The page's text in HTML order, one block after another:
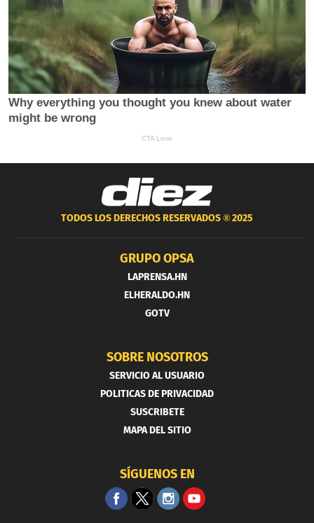
TODOS LOS DERECHOS RESERVADOS ®2025
GRUPO OPSA
LAPRENSA.HN
ELHERALDO.HN
GOTV
SOBRE NOSOTROS
SERVICIO AL USUARIO
POLITICAS DE PRIVACIDAD
SUSCRIBETE
MAPA DEL SITIO
SÍGUENOS EN